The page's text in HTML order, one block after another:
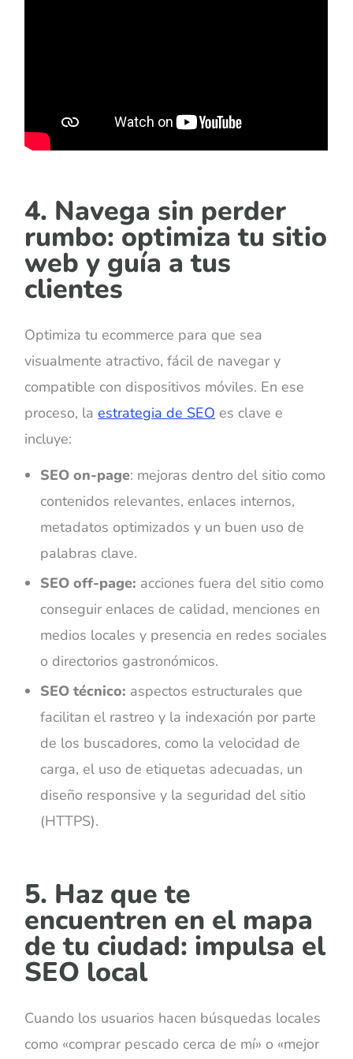
4. Navega sin perder
rumbo: optimiza tu sitio
web y guía a tus
clientes
Optimiza tu ecommerce para que sea
visualmente atractivo, fácil de navegar y
compatible con dispositivos móviles. En ese
proceso, laestrategia de SEO es clave e
incluye:
SEO on-page: mejoras dentro del sitio como
contenidos relevantes, enlaces internos,
metadatos optimizados y un buen uso de
palabras clave.
SEO off-page: acciones fuera del sitio como
conseguir enlaces de calidad, menciones en
medios locales y presencia en redes sociales
o directorios gastronómicos.
SEO técnico: aspectos estructurales que
facilitan el rastreo y la indexación por parte
de los buscadores, como la velocidad de
carga, el uso de etiquetas adecuadas, un
diseño responsive y la seguridad del sitio
(HTTPS).
5. Haz que te
encuentren en el mapa
de tu ciudad: impulsa el
SEO local
Cuando los usuarios hacen búsquedas locales
como «comprar pescado cerca de mí» o «mejor